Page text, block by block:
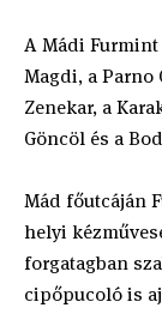
A Mádi
Magdi, a Parno
Zenekar, a
Göncöl és a
Mád főutcáján
helyi
forgatagban
cipőpucoló is